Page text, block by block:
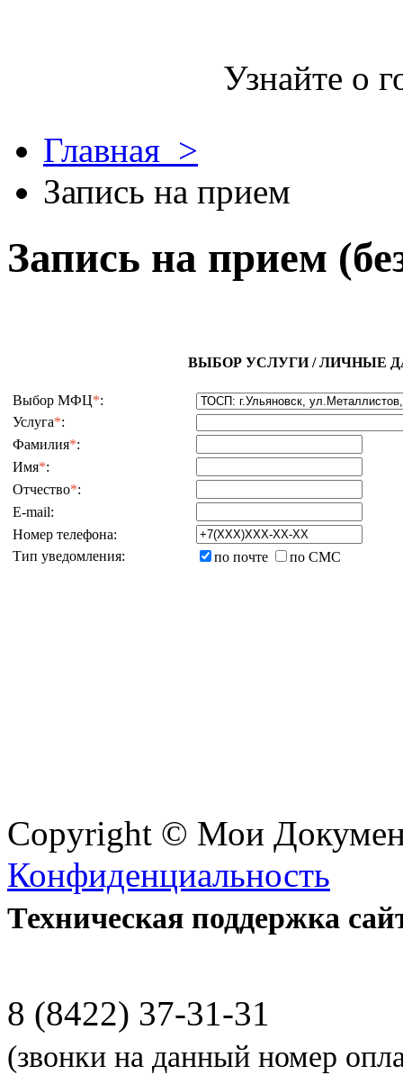
Узнайте о
Главная >
Запись на прием
Запись на прием
ВЫБОР УСЛУГИ / ЛИЧНЫЕ
Выбор МФЦ*:
Услуга*:
Фамилия*:
Имя*:
Отчество*:
E-mail:
Номер телефона:
Тип уведомления:
по почте по СМС
Copyright © Мои
Конфиденциальность
Техническая поддержка
8 (8422) 37-31-31
(звонки на данный номер